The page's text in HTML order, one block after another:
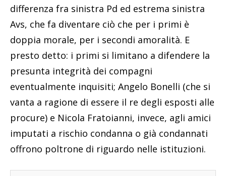
differenza fra sinistra Pd ed estrema sinistra
Avs, che fa diventare ciò che per i primi è
doppia morale, per i secondi amoralità. E
presto detto: i primi si limitano a difendere la
presunta integrità dei compagni
eventualmente inquisiti; Angelo Bonelli (che si
vanta a ragione di essere il re degli esposti alle
procure) e Nicola Fratoianni, invece, agli amici
imputati a rischio condanna o già condannati
offrono poltrone di riguardo nelle istituzioni.